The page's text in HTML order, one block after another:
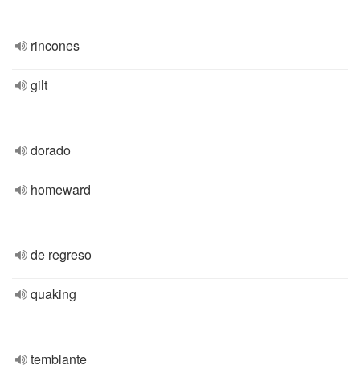
rincones
gilt
dorado
homeward
de regreso
quaking
temblante